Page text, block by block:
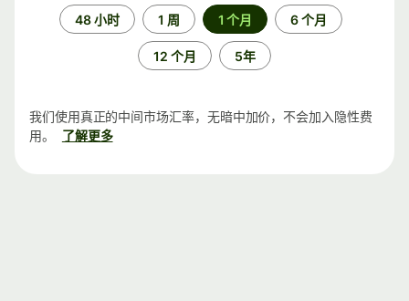
48 小时 1 周 1 个月 6 个月
12 个月 5年
我们使用真正的中间市场汇率，无暗中加价，不会加入隐性费
用。
了解更多